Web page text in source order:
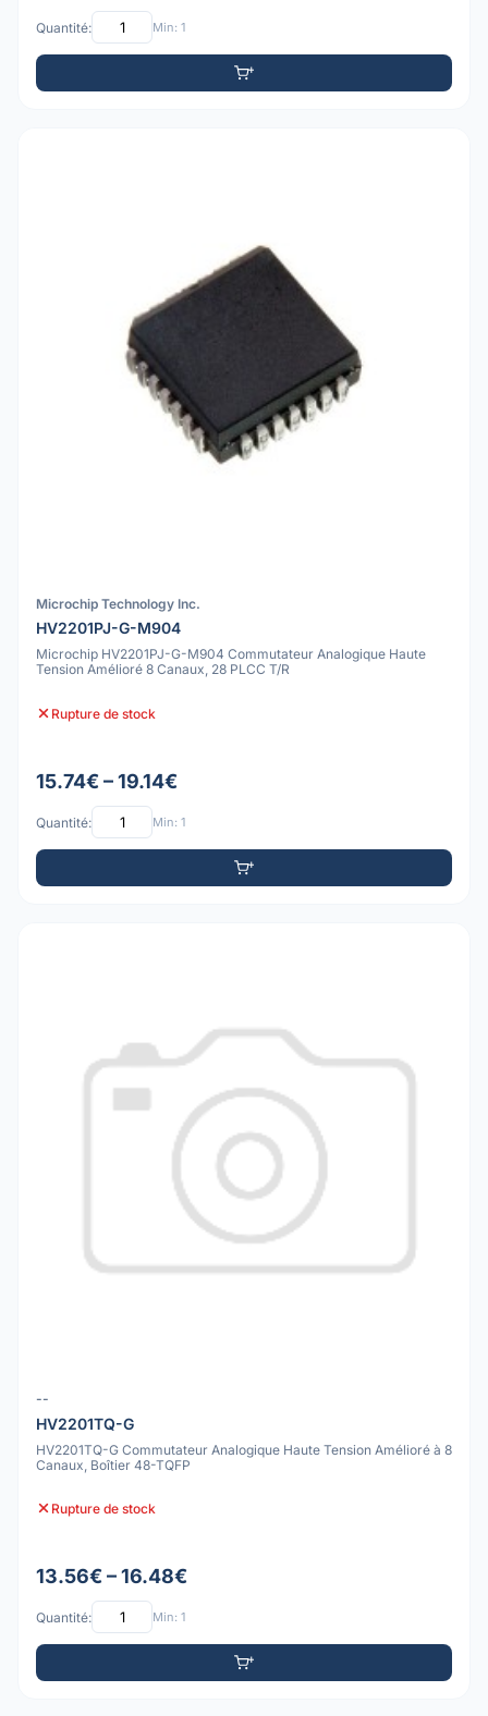
Quantité: Min: 1
Microchip Technology Inc.
HV2201PJ-G-M904
Microchip HV2201PJ-G-M904 Commutateur Analogique Haute
Tension Amélioré 8 Canaux, 28 PLCC T/R
Rupture de stock
15.74€ – 19.14€
Quantité: Min: 1
--
HV2201TQ-G
HV2201TQ-G Commutateur Analogique Haute Tension Amélioré à 8
Canaux, Boîtier 48-TQFP
Rupture de stock
13.56€ – 16.48€
Quantité: Min: 1